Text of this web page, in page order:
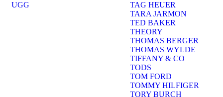
UGG
TAG HEUER
TARA JARMON
TED BAKER
THEORY
THOMAS BERGER
THOMAS WYLDE
TIFFANY & CO
TODS
TOM FORD
TOMMY HILFIGER
TORY BURCH